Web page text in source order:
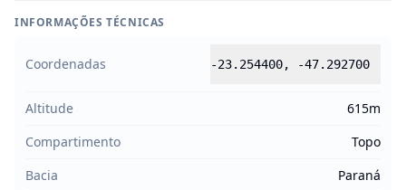
INFORMAÇÕES TÉCNICAS
Coordenadas -23.254400, -47.292700
Altitude
615m
Compartimento
Topo
Bacia
Paraná